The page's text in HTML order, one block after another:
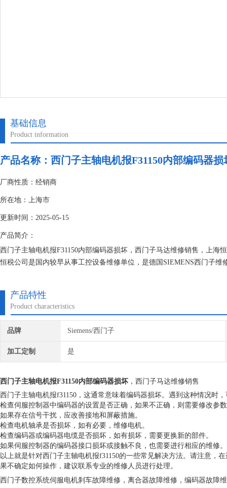
基础信息
Product information
产品名称： 西门子主轴电机报F31150内部编码器损
厂商性质：经销商
所在地：上海市
更新时间：2025-05-15
产品简介：
西门子主轴电机报F31150内部编码器损坏，西门子马达维修销售，上海
恒税公司是国内较早从事工控设备维修单位，是德国SIEMENS西门子
产品特性
Product characteristics
品牌 Siemens/西门子
加工定制 是
西门子主轴电机报F31150内部编码器损坏 ，西门子马达维修销售
西门子主轴电机报f31150，这通常意味着编码器损坏。遇到这种情况时
检查伺服控制器中编码器的设置是否正确，如果不正确，则需要修改参
如果存在信号干扰，应改善接地和屏蔽措施。
检查电机轴承是否损坏，如有必要，维修电机。
检查编码器或编码器电缆是否损坏，如有损坏，需要更换新的部件。
如果伺服控制器的编码器接口损坏或接触不良，也需要进行相应的维修。
以上就是针对西门子主轴电机报f31150的一些常见解决方法。请注意，
果不确定如何操作，建议联系专业的维修人员进行处理。
西门子数控系统伺服电机刹车故障维修，离合器故障维修，编码器故障